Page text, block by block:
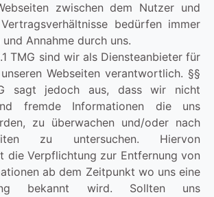
zwischen dem Nutzer und
bedürfen immer
Annahme durch uns.
TMG sind wir als Diensteanbieter für
Webseiten verantwortlich. §§
sagt jedoch aus, dass wir nicht
fremde Informationen die uns
zu überwachen und/oder nach
zu untersuchen. Hiervon
die Verpflichtung zur Entfernung von
ab dem Zeitpunkt wo uns eine
bekannt wird. Sollten uns